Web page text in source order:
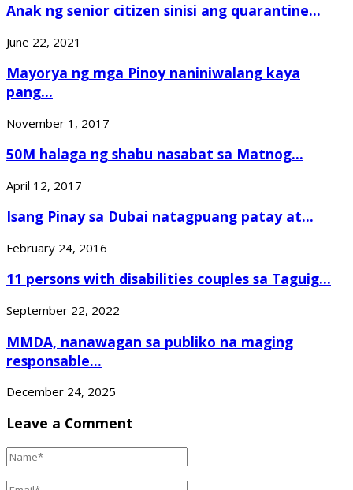
Anak ng senior citizen sinisi ang quarantine...
June 22, 2021
Mayorya ng mga Pinoy naniniwalang kaya
pang...
November 1, 2017
50M halaga ng shabu nasabat sa Matnog...
April 12, 2017
Isang Pinay sa Dubai natagpuang patay at...
February 24, 2016
11 persons with disabilities couples sa Taguig...
September 22, 2022
MMDA, nanawagan sa publiko na maging
responsable...
December 24, 2025
Leave a Comment